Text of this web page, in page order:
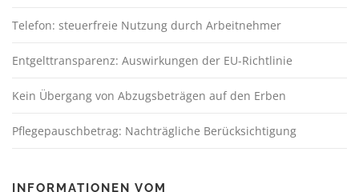
Telefon: steuerfreie Nutzung durch Arbeitnehmer
Entgelttransparenz: Auswirkungen der EU-Richtlinie
Kein Übergang von Abzugsbeträgen auf den Erben
Pflegepauschbetrag: Nachträgliche Berücksichtigung
INFORMATIONEN VOM